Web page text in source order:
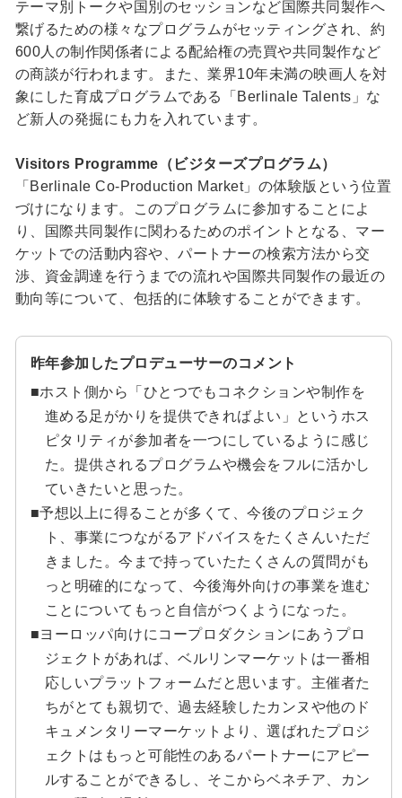
テーマ別トークや国別のセッションなど国際共同製作へ
繋げるための様々なプログラムがセッティングされ、約
600人の制作関係者による配給権の売買や共同製作など
の商談が行われます。また、業界10年未満の映画人を対
象にした育成プログラムである「Berlinale Talents」な
ど新人の発掘にも力を入れています。
Visitors Programme（ビジターズプログラム）
「Berlinale Co-Production Market」の体験版という位置
づけになります。このプログラムに参加することによ
り、国際共同製作に関わるためのポイントとなる、マー
ケットでの活動内容や、パートナーの検索方法から交
渉、資金調達を行うまでの流れや国際共同製作の最近の
動向等について、包括的に体験することができます。
昨年参加したプロデューサーのコメント
■ホスト側から「ひとつでもコネクションや制作を
進める足がかりを提供できればよい」というホス
ピタリティが参加者を一つにしているように感じ
た。提供されるプログラムや機会をフルに活かし
ていきたいと思った。
■予想以上に得ることが多くて、今後のプロジェク
ト、事業につながるアドバイスをたくさんいただ
きました。今まで持っていたたくさんの質問がも
っと明確的になって、今後海外向けの事業を進む
ことについてもっと自信がつくようになった。
■ヨーロッパ向けにコープロダクションにあうプロ
ジェクトがあれば、ベルリンマーケットは一番相
応しいプラットフォームだと思います。主催者た
ちがとても親切で、過去経験したカンヌや他のド
キュメンタリーマーケットより、選ばれたプロジ
ェクトはもっと可能性のあるパートナーにアピー
ルすることができるし、そこからベネチア、カン